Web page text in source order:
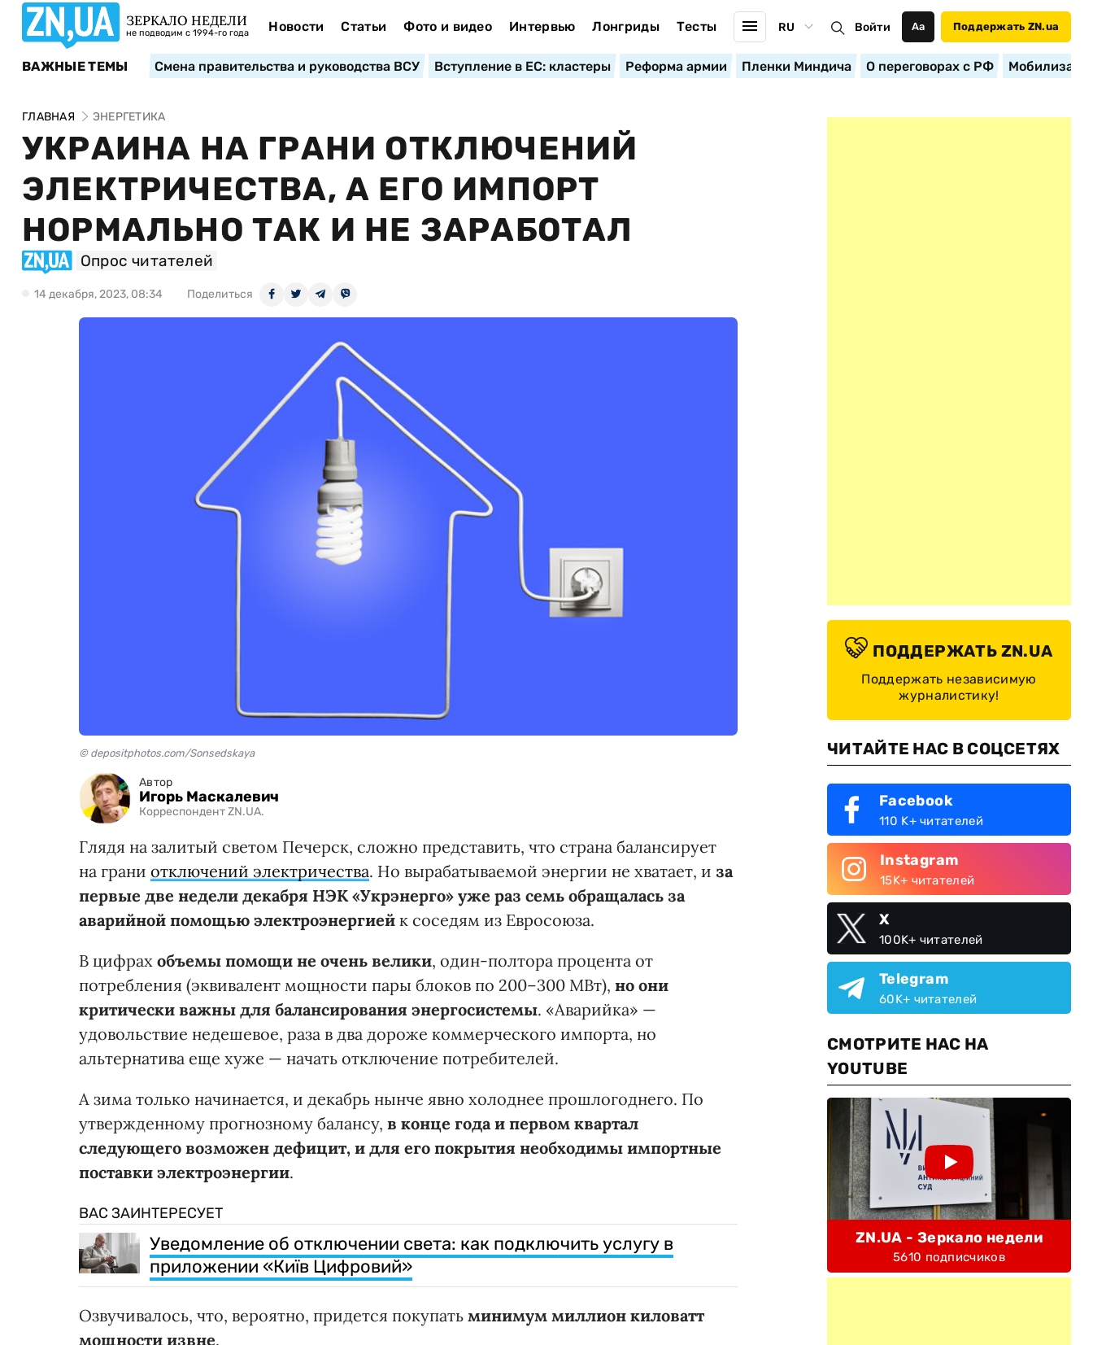
ЗЕРКАЛО НЕДЕЛИ
не подводим с 1994-го года Новости Статьи Фото и видео Интервью Лонгриды Тесты RU Войти Аа Поддержать ZN.ua
ВАЖНЫЕ ТЕМЫ Смена правительства и руководства ВСУ Вступление в ЕС: кластеры Реформа армии Пленки Миндича О переговорах с РФ
ГЛАВНАЯ ЭНЕРГЕТИКА
УКРАИНА НА ГРАНИ ОТКЛЮЧЕНИЙ
ЭЛЕКТРИЧЕСТВА, А ЕГО ИМПОРТ
НОРМАЛЬНО ТАК И НЕ ЗАРАБОТАЛ
Опрос читателей
14 декабря, 2023, 08:34 Поделиться
© depositphotos.com/Sonsedskaya
Автор
Игорь Маскалевич
Корреспондент ZN.UA.
Глядя на залитый светом Печерск, сложно представить, что страна балансирует
на грани отключений электричества. Но вырабатываемой энергии не хватает, и за
первые две недели декабря НЭК «Укрэнерго» уже раз семь обращалась за
аварийной помощью электроэнергией к соседям из Евросоюза.
В цифрах объемы помощи не очень велики, один-полтора процента от
потребления (эквивалент мощности пары блоков по 200–300 МВт), но они
критически важны для балансирования энергосистемы. «Аварийка» —
удовольствие недешевое, раза в два дороже коммерческого импорта, но
альтернатива еще хуже — начать отключение потребителей.
А зима только начинается, и декабрь нынче явно холоднее прошлогоднего. По
утвержденному прогнозному балансу, в конце года и первом квартал
следующего возможен дефицит, и для его покрытия необходимы импортные
поставки электроэнергии.
ВАС ЗАИНТЕРЕСУЕТ
Уведомление об отключении света: как подключить услугу в
приложении «Київ Цифровий»
Озвучивалось, что, вероятно, придется покупать минимум миллион киловатт
мощности извне.
ПОДДЕРЖАТЬ ZN.UA
Поддержать независимую
журналистику!
ЧИТАЙТЕ НАС В СОЦСЕТЯХ
Facebook
110 K+ читателей
Instagram
15K+ читателей
X
100K+ читателей
Telegram
60K+ читателей
СМОТРИТЕ НАС НА
YOUTUBE
ZN.UA - Зеркало недели
5610 подписчиков